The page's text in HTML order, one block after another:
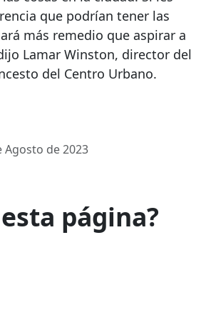
que podrían tener las
más remedio que aspirar a
Lamar Winston, director del
del Centro Urbano.
Agosto de 2023
página?